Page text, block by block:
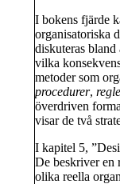
I bokens fjärde
organisatoriska
diskuteras
vilka
metoder som
procedurer,
överdriven
visar de två
I kapitel 5,
De beskriver en
olika reella